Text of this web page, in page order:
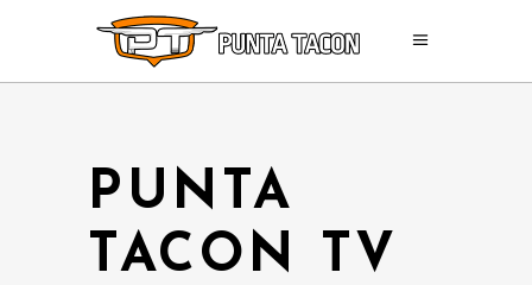
PUNTA
TACON TV